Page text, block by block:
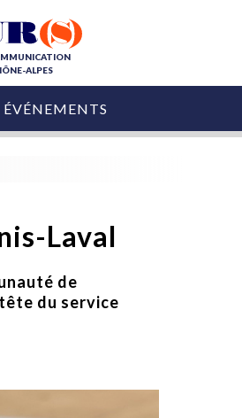
ALPES
Afin de pallier son déficit de
ÉVÉNEMENTS
DU DIGITAL
RENDEZ-VOUS MÉDIA
IA
Laval
de
tête du service